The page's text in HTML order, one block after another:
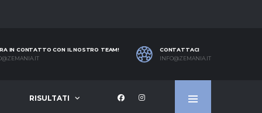
IN CONTATTO CON IL NOSTRO TEAM!
CONTATTACI
INFO@ZEMANIA.IT
RISULTATI